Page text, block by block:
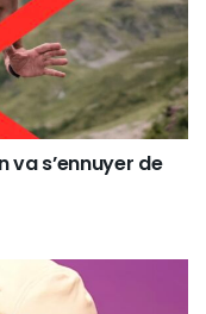
va s’ennuyer de